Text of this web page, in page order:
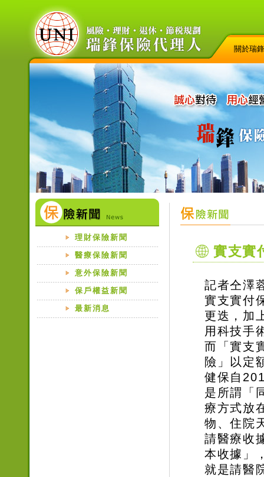
關於瑞鋒
理財保險新聞
醫療保險新聞
意外保險新聞
保戶權益新聞
最新消息
實支實
記者仝澤
實支實付
更迭，加
用科技手
而「實支
險」以定
健保自
是所謂「
療方式放
物、住院
請醫療收
本收據」
就是請醫